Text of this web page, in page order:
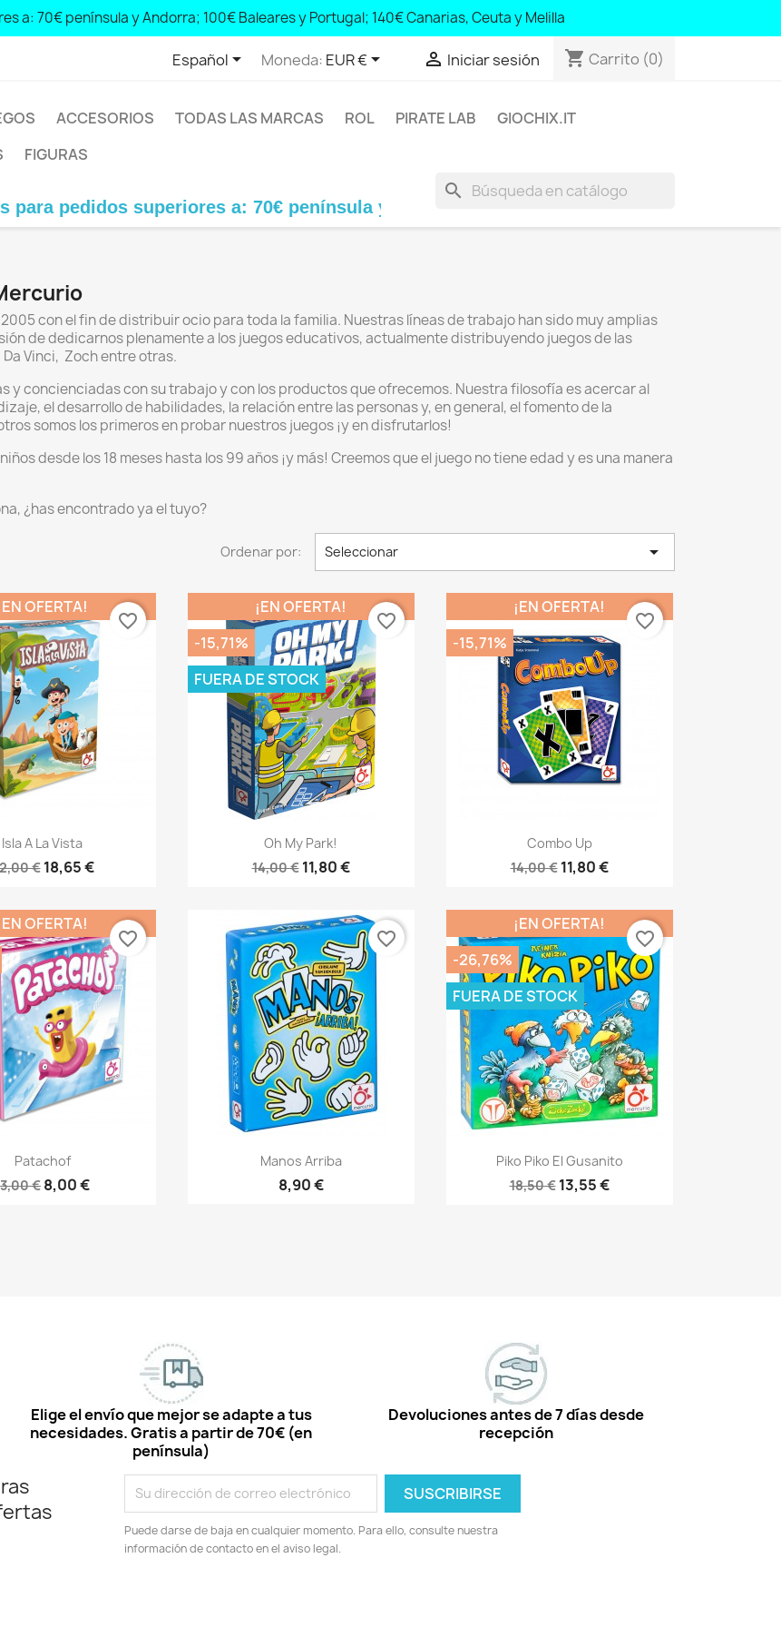
a: 70€ península y Andorra; 100€ Baleares y Portugal; 140€ Canarias, Ceuta y Melilla
Free shipping for orders over: € 70 peninsula and Andorra; € 100 Balearic Islands and Portugal; € 140 Canary Islands, Ceuta and Melilla
Español Moneda: EUR €  Iniciar sesión shopping_cart Carrito (0)
ACCESORIOS TODAS LAS MARCAS ROL PIRATE LAB
GIOCHIX.IT
FIGURAS
search
pedidos superiores a: 70€ península y Andorra; 100€ Baleares y Portugal; 140€
con el fin de distribuir ocio para toda la familia. Nuestras líneas de trabajo han sido muy amplias
de dedicarnos plenamente a los juegos educativos, actualmente distribuyendo juegos de las
Vinci, Zoch entre otras.
y concienciadas con su trabajo y con los productos que ofrecemos. Nuestra filosofía es acercar al
el desarrollo de habilidades, la relación entre las personas y, en general, el fomento de la
somos los primeros en probar nuestros juegos ¡y en disfrutarlos!
desde los 18 meses hasta los 99 años ¡y más! Creemos que el juego no tiene edad y es una manera
¿has encontrado ya el tuyo?
Ordenar por: Seleccionar 
Vista rápida
Isla A La Vista
€ 18,65 €
OFERTA!
favorite_border
Vista rápida
Oh My Park!
14,00 € 11,80 €
¡EN OFERTA!
-15,71%
FUERA DE STOCK
favorite_border
Vista rápida
Combo Up
14,00 € 11,80 €
¡EN OFERTA!
-15,71%
favorite_border
Vista rápida
Patachof
€ 8,00 €
OFERTA!
favorite_border
Vista rápida
Manos Arriba
8,90 €
favorite_border
Vista rápida
Piko Piko El Gusanito
18,50 € 13,55 €
¡EN OFERTA!
-26,76%
FUERA DE STOCK
favorite_border
Elige el envío que mejor se adapte a tus
necesidades. Gratis a partir de 70€ (en
península)
Devoluciones antes de 7 días desde
recepción
Puede darse de baja en cualquier momento. Para ello, consulte nuestra
información de contacto en el aviso legal.